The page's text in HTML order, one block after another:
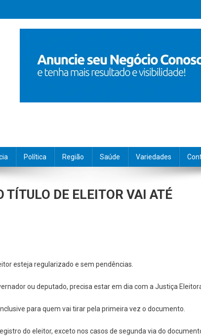
Política Região Saúde Variedades
TÍTULO DE ELEITOR VAI ATÉ
esteja regularizado e sem pendências.
ou deputado, precisa estar em dia com a Justiça
para quem vai tirar pela primeira vez o documento.
do eleitor, exceto nos casos de segunda via do